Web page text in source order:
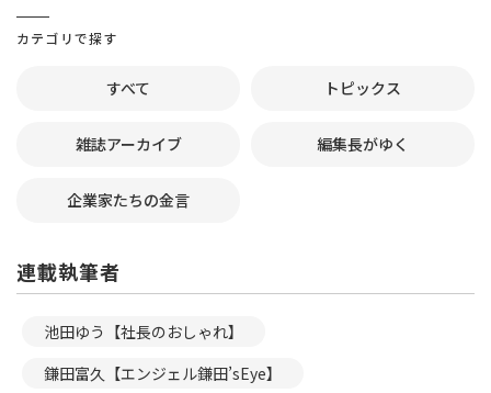
カテゴリで探す
すべて トピックス
雑誌アーカイブ 編集長がゆく
企業家たちの金言
連載執筆者
池田ゆう【社長のおしゃれ】
鎌田富久【エンジェル鎌田’sEye】